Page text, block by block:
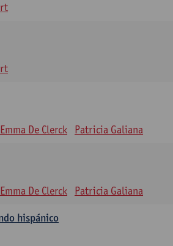
Emma De Clerck Patricia Galiana
Emma De Clerck Patricia Galiana
hispánico